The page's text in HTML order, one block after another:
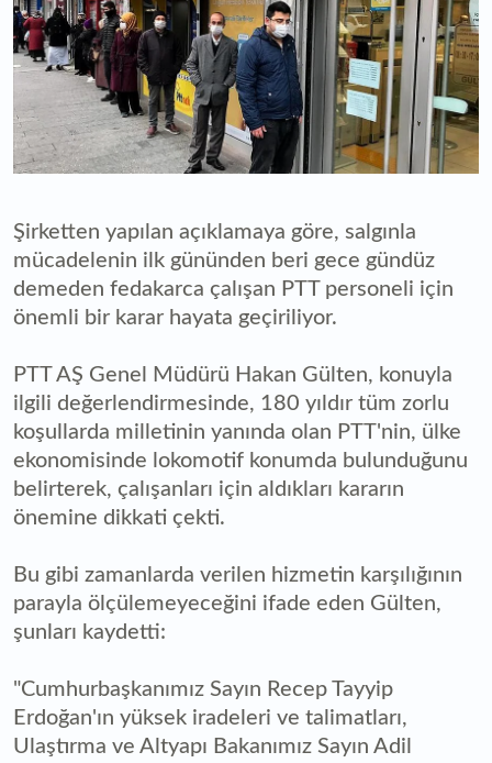
Şirketten yapılan açıklamaya göre, salgınla
mücadelenin ilk gününden beri gece gündüz
demeden fedakarca çalışan PTT personeli için
önemli bir karar hayata geçiriliyor.
PTT AŞ Genel Müdürü Hakan Gülten, konuyla
ilgili değerlendirmesinde, 180 yıldır tüm zorlu
koşullarda milletinin yanında olan PTT'nin, ülke
ekonomisinde lokomotif konumda bulunduğunu
belirterek, çalışanları için aldıkları kararın
önemine dikkati çekti.
Bu gibi zamanlarda verilen hizmetin karşılığının
parayla ölçülemeyeceğini ifade eden Gülten,
şunları kaydetti:
"Cumhurbaşkanımız Sayın Recep Tayyip
Erdoğan'ın yüksek iradeleri ve talimatları,
Ulaştırma ve Altyapı Bakanımız Sayın Adil